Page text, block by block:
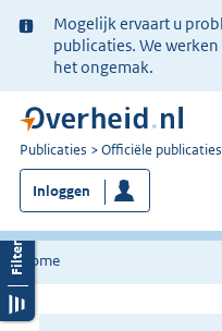
Ter
informatie:
Mogelijk ervaart u
publicaties. We
het ongemak.
U
bent
nu
hier:
Publicaties Officiële publicaties
Inloggen
Home